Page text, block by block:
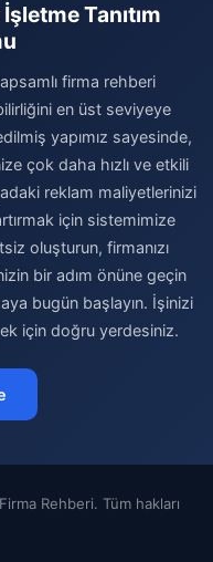
Tanıtım
firma rehberi
en üst seviyeye
yapımız sayesinde,
çok daha hızlı ve etkili
reklam maliyetlerinizi
için sistemimize
oluşturun, firmanızı
bir adım önüne geçin
bugün başlayın. İşinizi
için doğru yerdesiniz.
Rehberi. Tüm hakları